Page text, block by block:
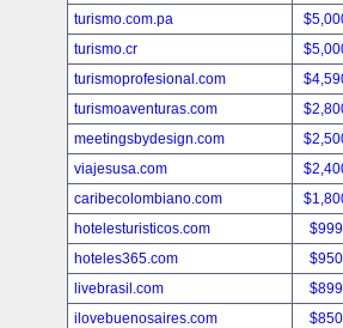
turismo.com.pa
turismo.cr
turismoprofesional.com
turismoaventuras.com
meetingsbydesign.com
viajesusa.com
caribecolombiano.com
hotelesturisticos.com
hoteles365.com
livebrasil.com
ilovebuenosaires.com